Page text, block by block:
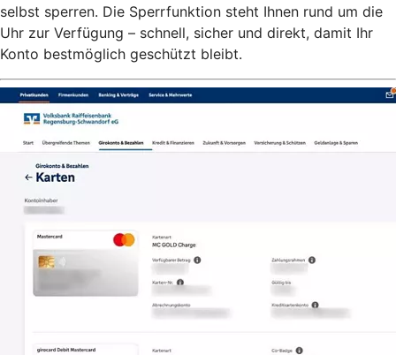
selbst sperren. Die Sperrfunktion steht Ihnen rund um die
Uhr zur Verfügung – schnell, sicher und direkt, damit Ihr
Konto bestmöglich geschützt bleibt.